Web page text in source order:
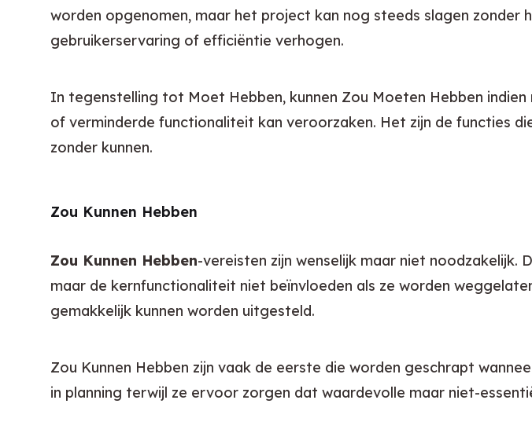
worden opgenomen, maar het project kan nog steeds slagen
gebruikerservaring of efficiëntie verhogen.
In tegenstelling tot Moet Hebben, kunnen Zou Moeten Hebben
of verminderde functionaliteit kan veroorzaken. Het zijn de functies
zonder kunnen.
Zou Kunnen Hebben
Zou Kunnen Hebben-vereisten zijn wenselijk maar niet
maar de kernfunctionaliteit niet beïnvloeden als ze worden
gemakkelijk kunnen worden uitgesteld.
Zou Kunnen Hebben zijn vaak de eerste die worden geschrapt
in planning terwijl ze ervoor zorgen dat waardevolle maar niet-